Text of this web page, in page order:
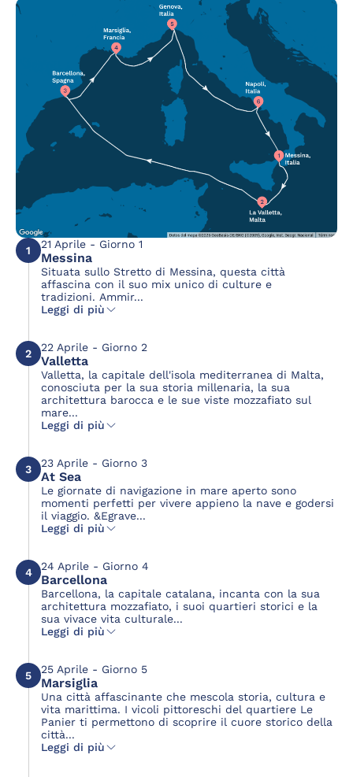
1 21 Aprile - Giorno 1
Messina
Situata sullo Stretto di Messina, questa città
affascina con il suo mix unico di culture e
tradizioni. Ammir...
Leggi di più
2 22 Aprile - Giorno 2
Valletta
Valletta, la capitale dell'isola mediterranea di Malta,
conosciuta per la sua storia millenaria, la sua
architettura barocca e le sue viste mozzafiato sul
mare...
Leggi di più
3 23 Aprile - Giorno 3
At Sea
Le giornate di navigazione in mare aperto sono
momenti perfetti per vivere appieno la nave e godersi
il viaggio. &Egrave...
Leggi di più
4 24 Aprile - Giorno 4
Barcellona
Barcellona, la capitale catalana, incanta con la sua
architettura mozzafiato, i suoi quartieri storici e la
sua vivace vita culturale...
Leggi di più
5 25 Aprile - Giorno 5
Marsiglia
Una città affascinante che mescola storia, cultura e
vita marittima. I vicoli pittoreschi del quartiere Le
Panier ti permettono di scoprire il cuore storico della
città...
Leggi di più